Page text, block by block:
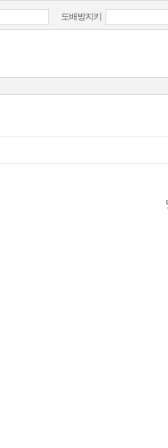
도배방지키